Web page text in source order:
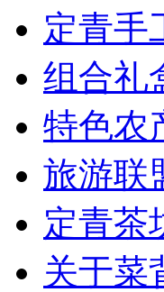
定青手
组合礼
特色农
旅游联
定青茶
关于菜